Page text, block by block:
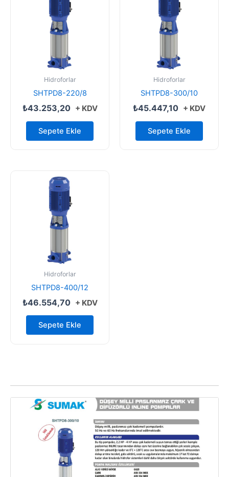
Hidroforlar
SHTPD8-220/8
₺43.253,20 + KDV
Sepete Ekle
Hidroforlar
SHTPD8-300/10
₺45.447,10 + KDV
Sepete Ekle
Hidroforlar
SHTPD8-400/12
₺46.554,70 + KDV
Sepete Ekle